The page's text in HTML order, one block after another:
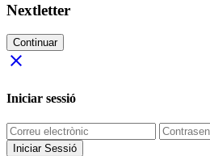
Nextletter
Continuar
close
Iniciar sessió
Iniciar Sessió